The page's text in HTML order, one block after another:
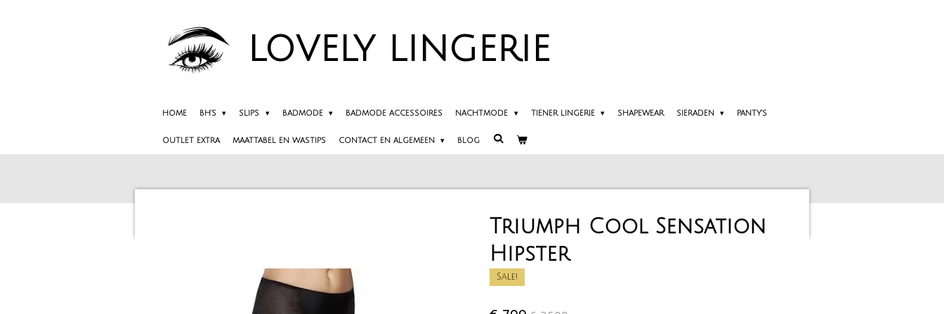
LOVELY LINGERIE
HOME BH'S SLIPS BADMODE BADMODE ACCESSOIRES NACHTMODE TIENER LINGERIE SHAPEWEAR SIERADEN PANTY'S
OUTLET EXTRA MAATTABEL EN WASTIPS CONTACT EN ALGEMEEN BLOG
Triumph Cool Sensation
Hipster
Sale!